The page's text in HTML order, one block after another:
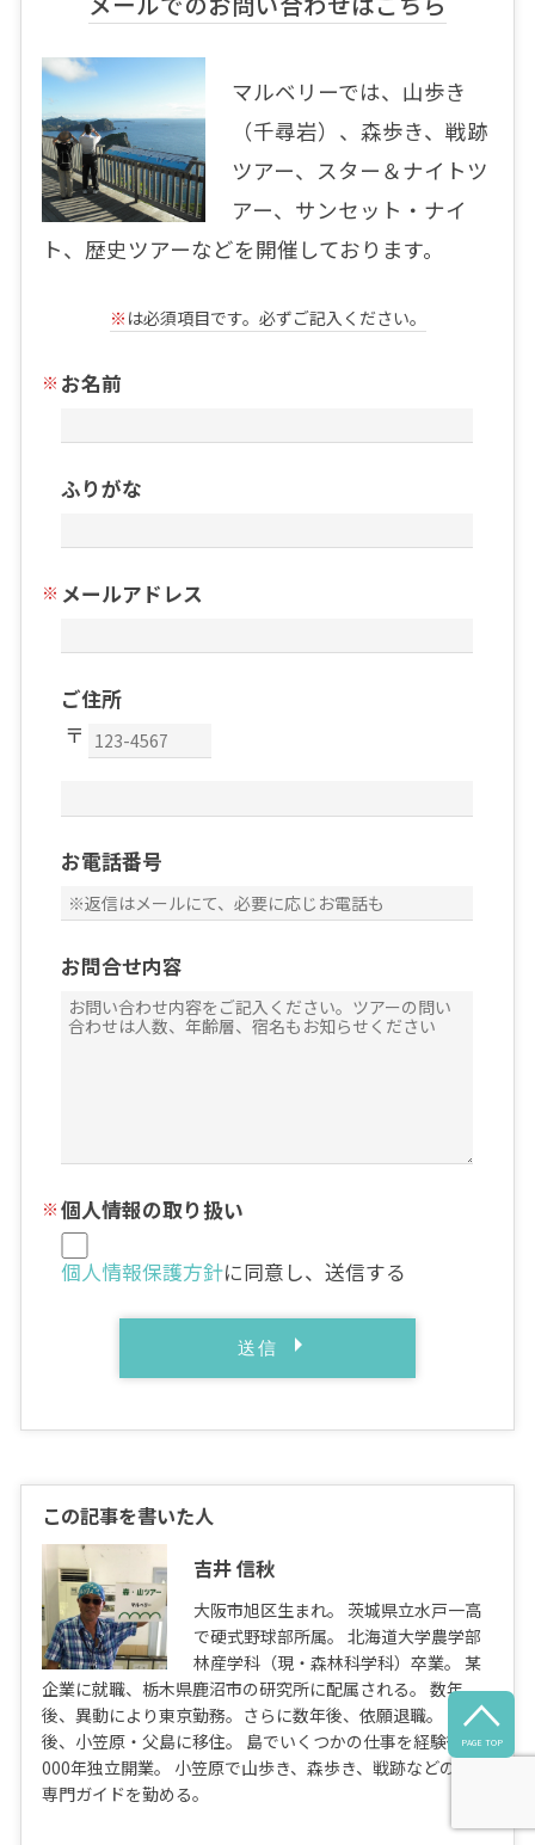
マルベリーでは、山歩き
（千尋岩）、森歩き、戦跡
ツアー、スター＆ナイトツ
アー、サンセット・ナイ
ト、歴史ツアーなどを開催しております。
※ は必須項目です。必ずご記入ください。
お名前
ふりがな
メールアドレス
ご住所
お電話番号
お問合せ内容
個人情報の取り扱い
個人情報保護方針に同意し、送信する
この記事を書いた人
吉井 信秋
大阪市旭区生まれ。 茨城県立水戸一高
で硬式野球部所属。 北海道大学農学部
林産学科（現・森林科学科）卒業。 某
企業に就職、栃木県鹿沼市の研究所に配属される。 数年
後、異動により東京勤務。さらに数年後、依願退職。 その
後、小笠原・父島に移住。 島でいくつかの仕事を経験後、2
000年独立開業。 小笠原で山歩き、森歩き、戦跡などの陸域
専門ガイドを勤める。

PAGE TOP